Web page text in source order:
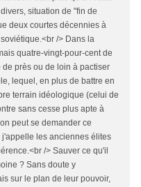
situation de "fin de
deux courtes décennies à
/> Dans la
quatre-vingt-pour-cent de
près ou de loin à pactiser
lequel, en plus de battre en
terrain idéologique (celui de
sans cesse plus apte à
peut se demander ce
les anciennes élites
/> Sauver ce qu'il
? Sans doute y
sur le plan de leur pouvoir,